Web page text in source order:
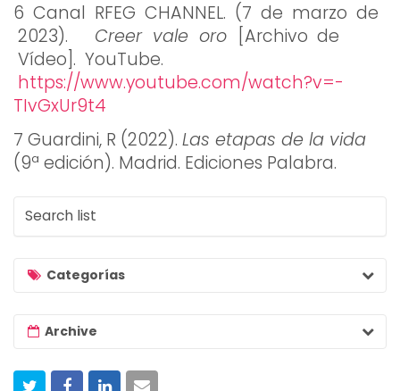
6 Canal RFEG CHANNEL. (7 de marzo de
2023). Creer vale oro
[Archivo de
Vídeo]. YouTube.
https://www.youtube.com/watch?v=-
TIvGxUr9t4
7 Guardini, R (2022). Las etapas de la vida
(9ª edición). Madrid. Ediciones Palabra.
i
Categorías
Archive